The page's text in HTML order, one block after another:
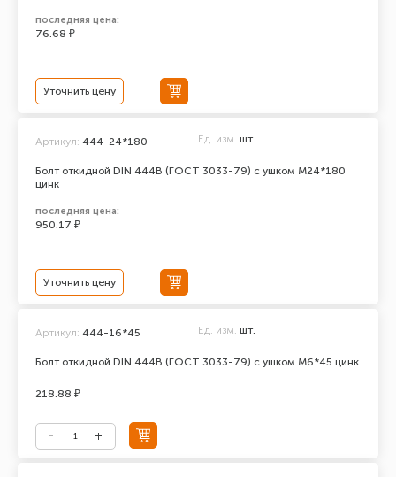
последняя цена:
76.68 ₽
Уточнить цену
Болт откидной DIN 444В (ГОСТ 3033-79) с ушком М24*180
цинк
Артикул: 444-24*180 Ед. изм. шт.
последняя цена:
950.17 ₽
Уточнить цену
Болт откидной DIN 444В (ГОСТ 3033-79) с ушком М6*45 цинк
Артикул: 444-16*45 Ед. изм. шт.
218.88 ₽